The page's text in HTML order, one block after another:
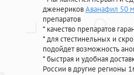
дженериковАванафил 50
препаратов
* качество препаратов
* для стестинельных и
подойдет возможность
* быстрая и удобная
России в другие регионы